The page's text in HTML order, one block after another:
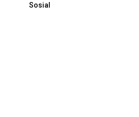
Sosial